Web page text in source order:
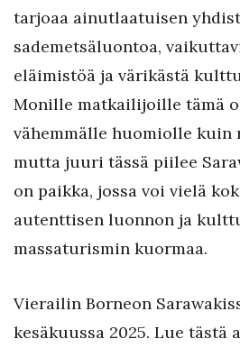
tarjoaa ainutlaatuisen
sademetsäluontoa,
eläimistöä ja värikästä
Monille matkailijoille tämä
vähemmälle huomiolle kuin
mutta juuri tässä piilee
on paikka, jossa voi vielä
autenttisen luonnon ja
massaturismin kuormaa.
Vierailin Borneon
kesäkuussa 2025. Lue